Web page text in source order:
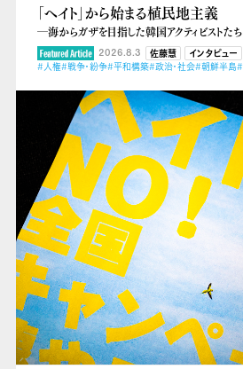
「ヘイト」から始まる植民地主義
―海からガザを目指した韓国アクティビストた
2026.8.3 佐藤慧
インタビュー
#人権#戦争・紛争#平和構築#政治・社会#朝鮮半島